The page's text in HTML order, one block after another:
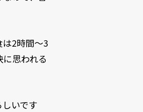
2時間～3
思われる
いです